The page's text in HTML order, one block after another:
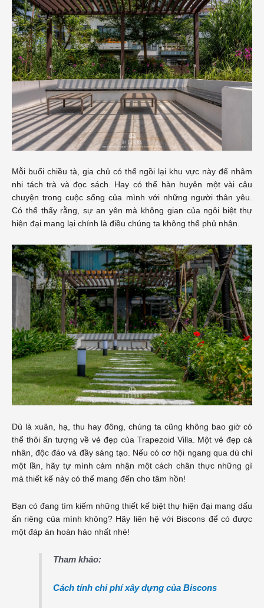
Mỗi buổi chiều tà, gia chủ có thể ngồi lại khu vực này để nhâm
nhi tách trà và đọc sách. Hay có thể hàn huyên một vài câu
chuyện trong cuộc sống của mình với những người thân yêu.
Có thể thấy rằng, sự an yên mà không gian của ngôi biệt thự
hiện đại mang lại chính là điều chúng ta không thể phủ nhận.
Dù là xuân, hạ, thu hay đông, chúng ta cũng không bao giờ có
thể thôi ấn tượng về vẻ đẹp của Trapezoid Villa. Một vẻ đẹp cá
nhân, độc đáo và đầy sáng tạo. Nếu có cơ hội ngang qua dù chỉ
một lần, hãy tự mình cảm nhận một cách chân thực những gì
mà thiết kế này có thể mang đến cho tâm hồn!
Bạn có đang tìm kiếm những thiết kế biệt thự hiện đại mang dấu
ấn riêng của mình không? Hãy liên hệ với Biscons để có được
một đáp án hoàn hảo nhất nhé!
Tham khảo:
Cách tính chi phí xây dựng của Biscons